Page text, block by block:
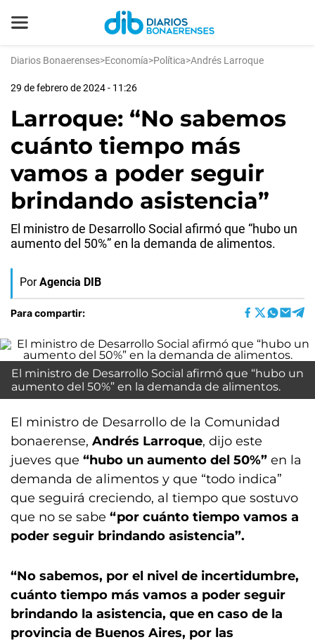
Diarios Bonaerenses>Economía>Política>Andrés Larroque
29 de febrero de 2024 - 11:26
Larroque: “No sabemos
cuánto tiempo más
vamos a poder seguir
brindando asistencia”
El ministro de Desarrollo Social afirmó que “hubo un
aumento del 50%” en la demanda de alimentos.
Por Agencia DIB
Para compartir:
El ministro de Desarrollo Social afirmó que “hubo un
aumento del 50%” en la demanda de alimentos.
El ministro de Desarrollo de la Comunidad
bonaerense, Andrés Larroque, dijo este
jueves que “hubo un aumento del 50%” en la
demanda de alimentos y que “todo indica”
que seguirá creciendo, al tiempo que sostuvo
que no se sabe “por cuánto tiempo vamos a
poder seguir brindando asistencia”.
“No sabemos, por el nivel de incertidumbre,
cuánto tiempo más vamos a poder seguir
brindando la asistencia, que en caso de la
provincia de Buenos Aires, por las